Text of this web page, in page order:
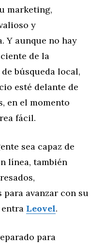
marketing,
y
Y aunque no hay
de la
búsqueda local,
esté delante de
en el momento
fácil.
sea capaz de
línea, también
avanzar con su
entra Leovel.
para